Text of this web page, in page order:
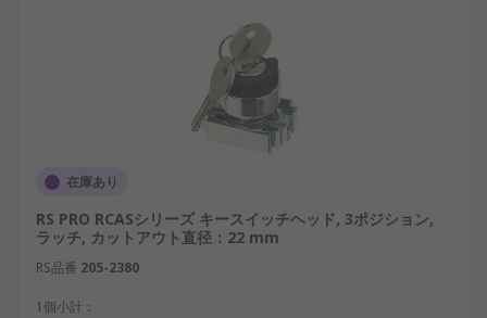
在庫あり
RS PRO RCASシリーズ キースイッチヘッド, 3ポジション,
ラッチ, カットアウト直径：22 mm
RS品番 205-2380
1個小計：